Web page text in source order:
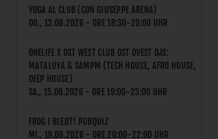
YOGA AL CLUB (CON GIUSEPPE ARENA)
DO., 13.08.2026 - ORE 18:30-20:00 UHR
ONELIFE X OST WEST CLUB OST OVEST DJS:
MATALUYA & SAMPM (TECH HOUSE, AFRO HOUSE,
DEEP HOUSE)
SA., 15.08.2026 - ORE 19:00-23:00 UHR
FROG I BLED?! PUBQUIZ
MI., 19.08.2026 - ORE 20:00-22:00 UHR